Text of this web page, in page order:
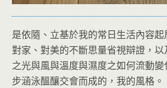
是依隨、立基於我的常日生活內容
對家、對美的不斷思量省視辯證，
之光與風與溫度與濕度之如何流動
步涵泳醞釀交會而成的，我的風格。